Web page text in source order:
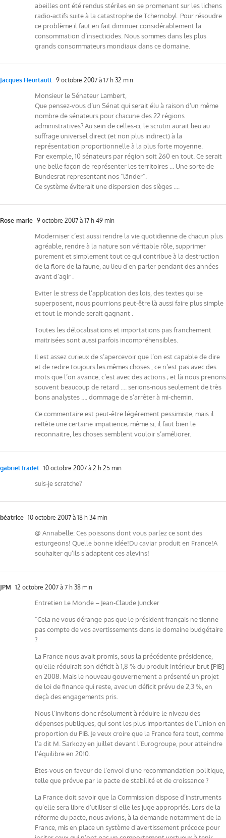
abeilles ont été rendus stériles en se promenant sur les lichens
radio-actifs suite à la catastrophe de Tchernobyl. Pour résoudre
ce problème il faut en fait diminuer considérablement la
consommation d’insecticides. Nous sommes dans les plus
grands consommateurs mondiaux dans ce domaine.
Jacques Heurtault 9 octobre 2007 à 17 h 32 min
Monsieur le Sénateur Lambert,
Que pensez-vous d’un Sénat qui serait élu à raison d’un même
nombre de sénateurs pour chacune des 22 régions
administratives? Au sein de celles-ci, le scrutin aurait lieu au
suffrage universel direct (et non plus indirect) à la
représentation proportionnelle à la plus forte moyenne.
Par exemple, 10 sénateurs par région soit 260 en tout. Ce serait
une belle façon de représenter les territoires … Une sorte de
Bundesrat representant nos "länder".
Ce système éviterait une dispersion des sièges ….
Rose-marie 9 octobre 2007 à 17 h 49 min
Moderniser c’est aussi rendre la vie quotidienne de chacun plus
agréable, rendre à la nature son véritable rôle, supprimer
purement et simplement tout ce qui contribue à la destruction
de la flore de la faune, au lieu d’en parler pendant des années
avant d’agir .
Eviter le stress de l’application des lois, des textes qui se
superposent, nous pourrions peut-être là aussi faire plus simple
et tout le monde serait gagnant .
Toutes les délocalisations et importations pas franchement
maitrisées sont aussi parfois incompréhensibles.
Il est assez curieux de s’apercevoir que l’on est capable de dire
et de redire toujours les mêmes choses , ce n’est pas avec des
mots que l’on avance, c’est avec des actions ; et là nous prenons
souvent beaucoup de retard …. serions-nous seulement de très
bons analystes …. dommage de s’arrêter à mi-chemin.
Ce commentaire est peut-être légérement pessimiste, mais il
reflète une certaine impatience; même si, il faut bien le
reconnaitre, les choses semblent vouloir s’améliorer.
gabriel fradet 10 octobre 2007 à 2 h 25 min
suis-je scratche?
béatrice 10 octobre 2007 à 18 h 34 min
@ Annabelle: Ces poissons dont vous parlez ce sont des
esturgeons! Quelle bonne idée!Du caviar produit en France!A
souhaiter qu’ils s’adaptent ces alevins!
JPM 12 octobre 2007 à 7 h 38 min
Entretien Le Monde – Jean-Claude Juncker
"Cela ne vous dérange pas que le président français ne tienne
pas compte de vos avertissements dans le domaine budgétaire
?
La France nous avait promis, sous la précédente présidence,
qu’elle réduirait son déficit à 1,8 % du produit intérieur brut [PIB]
en 2008. Mais le nouveau gouvernement a présenté un projet
de loi de finance qui reste, avec un déficit prévu de 2,3 %, en
deçà des engagements pris.
Nous l’invitons donc résolument à réduire le niveau des
dépenses publiques, qui sont les plus importantes de l’Union en
proportion du PIB. Je veux croire que la France fera tout, comme
l’a dit M. Sarkozy en juillet devant l’Eurogroupe, pour atteindre
l’équilibre en 2010.
Etes-vous en faveur de l’envoi d’une recommandation politique,
telle que prévue par le pacte de stabilité et de croissance ?
La France doit savoir que la Commission dispose d’instruments
qu’elle sera libre d’utiliser si elle les juge appropriés. Lors de la
réforme du pacte, nous avions, à la demande notamment de la
France, mis en place un système d’avertissement précoce pour